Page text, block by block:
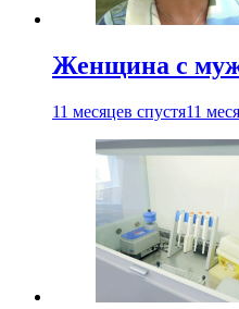
Женщина с
11 месяцев спустя11